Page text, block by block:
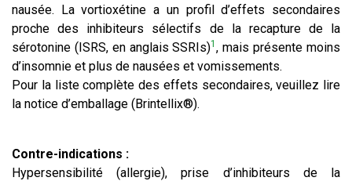
nausée. La vortioxétine a un profil d’effets secondaires
proche des inhibiteurs sélectifs de la recapture de la
sérotonine (ISRS, en anglais SSRIs)1 , mais présente moins
d’insomnie et plus de nausées et vomissements.
Pour la liste complète des effets secondaires, veuillez lire
la notice d’emballage (Brintellix®).
Contre-indications :
Hypersensibilité (allergie), prise d’inhibiteurs de la